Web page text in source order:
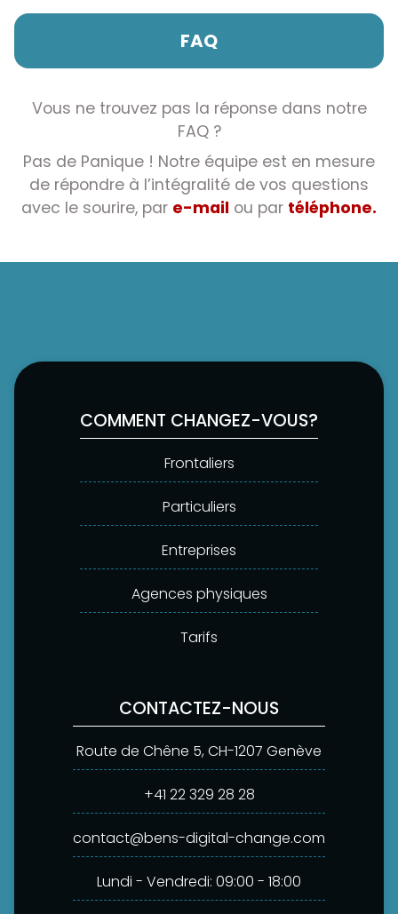
FAQ
Vous ne trouvez pas la réponse dans notre
FAQ ?
Pas de Panique ! Notre équipe est en mesure
de répondre à l’intégralité de vos questions
avec le sourire, par e-mail ou par téléphone.
COMMENT CHANGEZ-VOUS?
Frontaliers
Particuliers
Entreprises
Agences physiques
Tarifs
CONTACTEZ-NOUS
Route de Chêne 5, CH-1207 Genève
+41 22 329 28 28
contact@bens-digital-change.com
Lundi - Vendredi: 09:00 - 18:00